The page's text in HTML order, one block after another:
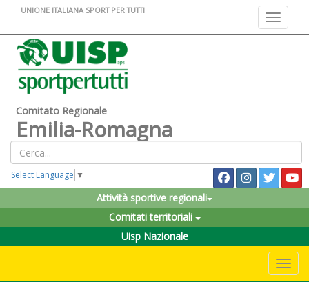
Toggle
UNIONE ITALIANA SPORT PER TUTTI
Comitato Regionale
Emilia-Romagna
Select Language ▼
Attività sportive regionali
Comitati territoriali
Uisp Nazionale